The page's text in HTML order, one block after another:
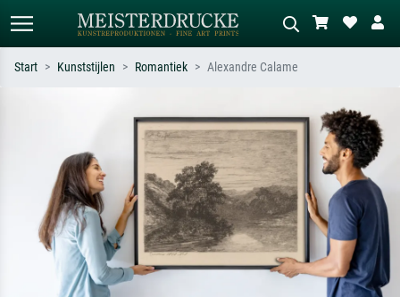
Zoek op kunstenaar, titel of stijl – bijv.
Monet, Sterrennacht, impressionisme,
Hokusai-golf, naakt.
Beschrijf de scène – bijv. groene
weide, abstract met veel rood, donker
olieverfschilderij, staand naakt naast
een boom.
Start Kunststijlen Romantiek Alexandre Calame